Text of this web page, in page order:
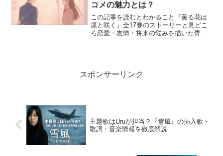
コメの魅力とは？
この記事を読むとわかること『薫る花は
凛と咲く』全17巻のストーリーと見どこ
ろ恋愛・友情・将来の悩みを描いた青春
スポンサーリンク
主題歌はUruが担当？『雪風』の挿入歌・
歌詞・音楽情報を徹底解説